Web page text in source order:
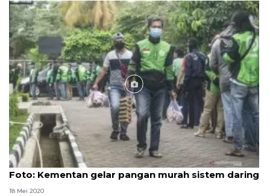
Foto
Foto: Kementan gelar pangan murah sistem daring
18 Mei 2020